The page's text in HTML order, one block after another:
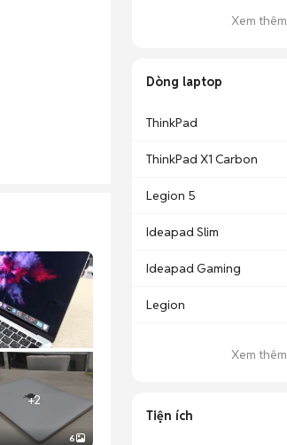
+2
6
Xem thêm
Dòng laptop
ThinkPad
ThinkPad X1 Carbon
Legion 5
Ideapad Slim
Ideapad Gaming
Legion
Xem thêm
Tiện ích